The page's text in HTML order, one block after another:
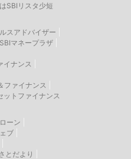
SBIリスタ少短
スアドバイザー
マネープラザ
イナンス
ファイナンス
ットファイナンス
ーン
ブ
とだより